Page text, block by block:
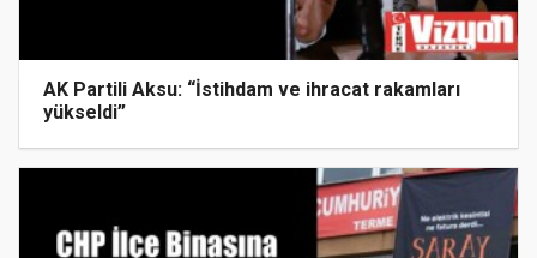
AK Partili Aksu: “İstihdam ve ihracat rakamları
yükseldi”